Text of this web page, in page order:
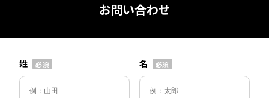
お問い合わせ
姓 名